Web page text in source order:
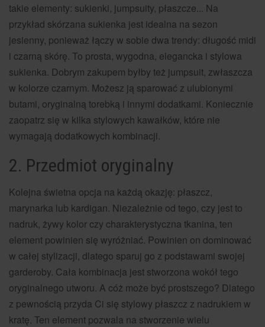
takie elementy: sukienki, jumpsuity, płaszcze... Na
przykład skórzana sukienka jest idealna na sezon
jesienny, ponieważ łączy w sobie dwa trendy: długość midi
i czarną skórę. To prosta, wygodna, elegancka i stylowa
sukienka. Dobrym zakupem byłby też jumpsuit, zwłaszcza
w kolorze czarnym. Możesz ją sparować z ulubionymi
butami, oryginalną torebką i innymi dodatkami. Koniecznie
zaopatrz się w kilka stylowych kawałków, które nie
wymagają dodatkowych kombinacji.
2. Przedmiot oryginalny
Kolejna świetna opcja na każdą okazję: płaszcz,
marynarka lub kardigan. Niezależnie od tego, czy jest to
nadruk, żywy kolor czy charakterystyczna tkanina, ten
element powinien się wyróżniać. Powinien on dominować
w całej stylizacji, dlatego sparuj go z podstawami swojej
garderoby. Cała kombinacja jest stworzona wokół tego
oryginalnego utworu. A cóż może być prostszego? Dlatego
z pewnością przyda Ci się stylowy płaszcz z nadrukiem w
kratę. Ten element pozwala na stworzenie wielu